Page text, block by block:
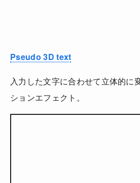
Pseudo 3D text
入力した文字に合わせて立体的に
ションエフェクト。